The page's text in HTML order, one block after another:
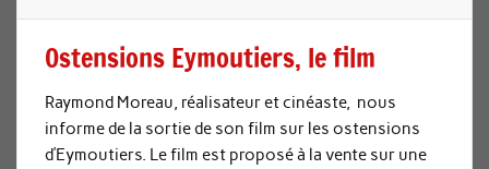
Ostensions Eymoutiers, le film
Raymond Moreau, réalisateur et cinéaste, nous
informe de la sortie de son film sur les ostensions
d’Eymoutiers. Le film est proposé à la vente sur une